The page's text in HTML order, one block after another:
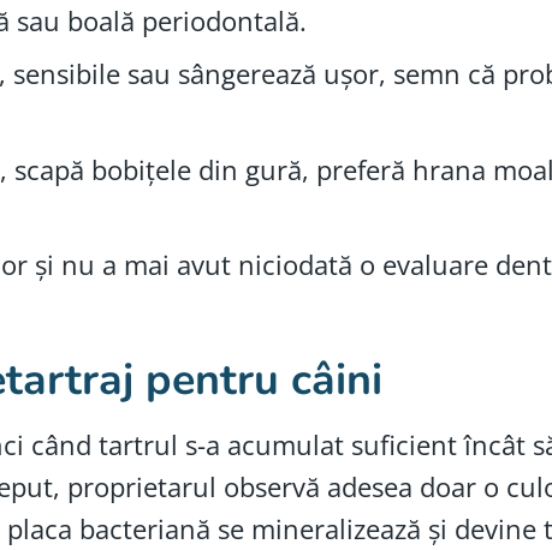
sau boală periodontală.
sau sângerează ușor, semn că
scapă bobițele din gură, preferă hrana
și nu a mai avut niciodată o evaluare
pentru câini
când tartrul s-a acumulat suficient încât
proprietarul observă adesea doar o
bacteriană se mineralizează și